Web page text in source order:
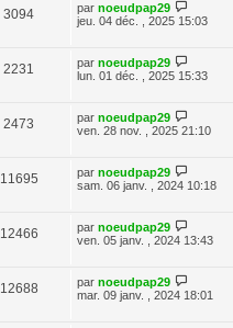
3094 par noeudpap29
jeu. 04 déc. , 2025 15:03
2231 par noeudpap29
lun. 01 déc. , 2025 15:33
2473 par noeudpap29
ven. 28 nov. , 2025 21:10
11695 par noeudpap29
sam. 06 janv. , 2024 10:18
12466 par noeudpap29
ven. 05 janv. , 2024 13:43
12688 par noeudpap29
mar. 09 janv. , 2024 18:01